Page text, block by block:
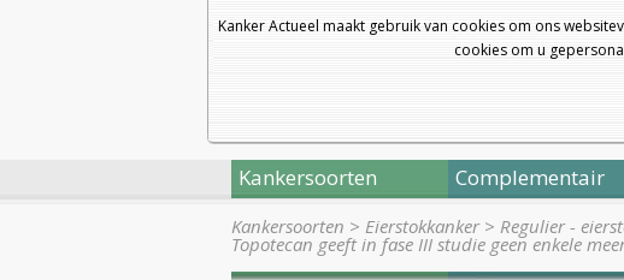
Kanker Actueel maakt gebruik van cookies om ons
cookies om u
Kankersoorten Complementair
Kankersoorten > Eierstokkanker> Regulier -
Topotecan geeft in fase III studie geen enkele